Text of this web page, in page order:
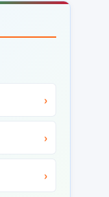
›
›
›